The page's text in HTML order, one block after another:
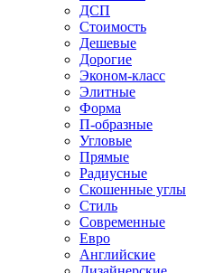
ДСП
Стоимость
Дешевые
Дорогие
Эконом-класс
Элитные
Форма
П-образные
Угловые
Прямые
Радиусные
Скошенные углы
Стиль
Современные
Евро
Английские